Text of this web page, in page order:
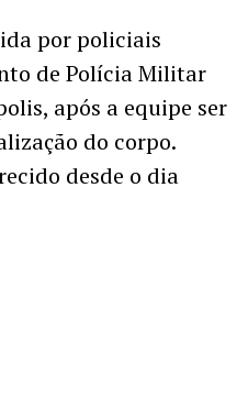
por policiais
de Polícia Militar
após a equipe ser
do corpo.
desde o dia